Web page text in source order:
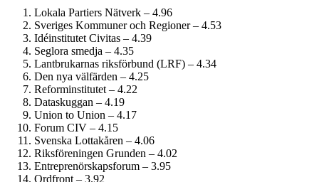
Lokala Partiers Nätverk – 4.96
Sveriges Kommuner och Regioner – 4.53
Idéinstitutet Civitas – 4.39
Seglora smedja – 4.35
Lantbrukarnas riksförbund (LRF) – 4.34
Den nya välfärden – 4.25
Reform­institutet – 4.22
Dataskuggan – 4.19
Union to Union – 4.17
Forum CIV – 4.15
Svenska Lottakåren – 4.06
Riksföreningen Grunden – 4.02
Entreprenörskaps­forum – 3.95
Ordfront – 3.92